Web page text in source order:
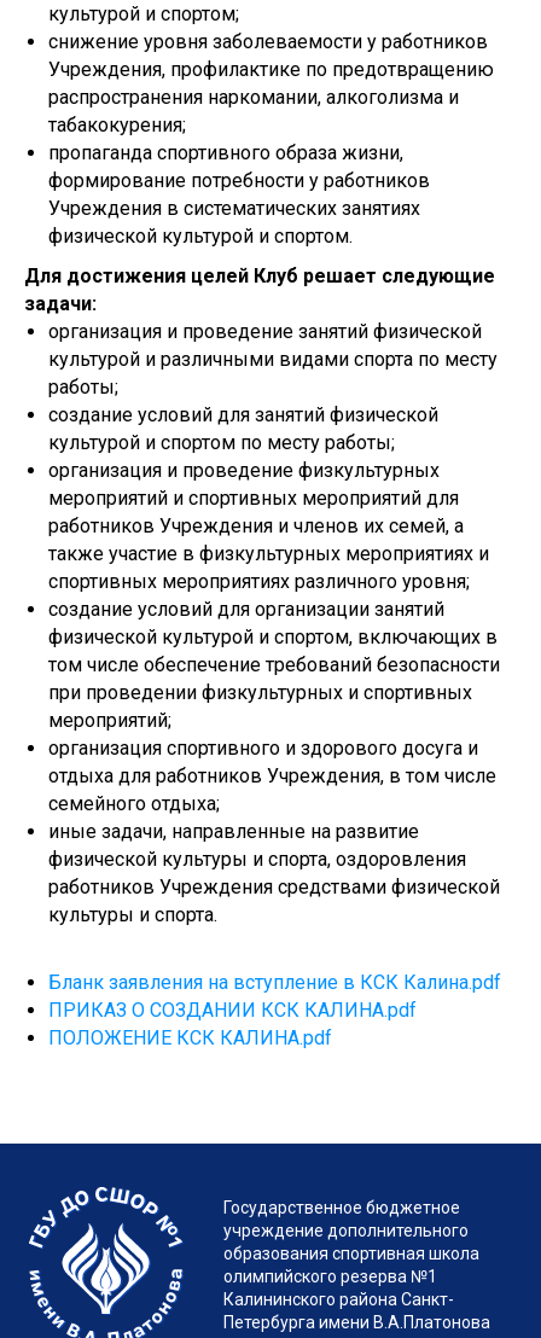
культурой и спортом;
снижение уровня заболеваемости у работников
Учреждения, профилактике по предотвращению
распространения наркомании, алкоголизма и
табакокурения;
пропаганда спортивного образа жизни,
формирование потребности у работников
Учреждения в систематических занятиях
физической культурой и спортом.
Для достижения целей Клуб решает следующие
задачи:
организация и проведение занятий физической
культурой и различными видами спорта по месту
работы;
создание условий для занятий физической
культурой и спортом по месту работы;
организация и проведение физкультурных
мероприятий и спортивных мероприятий для
работников Учреждения и членов их семей, а
также участие в физкультурных мероприятиях и
спортивных мероприятиях различного уровня;
создание условий для организации занятий
физической культурой и спортом, включающих в
том числе обеспечение требований безопасности
при проведении физкультурных и спортивных
мероприятий;
организация спортивного и здорового досуга и
отдыха для работников Учреждения, в том числе
семейного отдыха;
иные задачи, направленные на развитие
физической культуры и спорта, оздоровления
работников Учреждения средствами физической
культуры и спорта.
Бланк заявления на вступление в КСК Калина.pdf
ПРИКАЗ О СОЗДАНИИ КСК КАЛИНА.pdf
ПОЛОЖЕНИЕ КСК КАЛИНА.pdf
Государственное бюджетное
учреждение дополнительного
образования спортивная школа
олимпийского резерва №1
Калининского района Санкт-
Петербурга имени В.А.Платонова
Санкт-Петербург, Гражданский пр. д.7 лит. А
spb.platonovschool@yandex.ru
МЕНЮ
+7 (812) 246-30-20